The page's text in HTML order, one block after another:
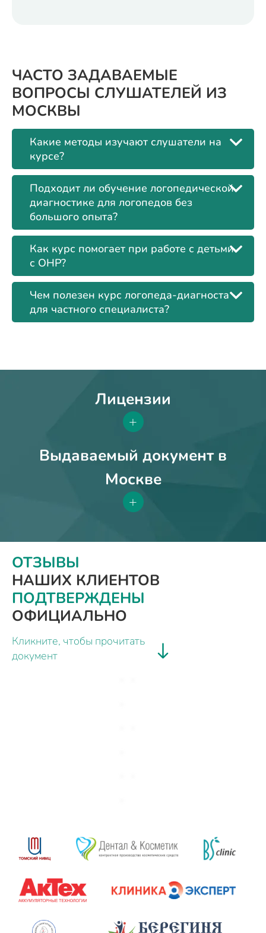
ЧАСТО ЗАДАВАЕМЫЕ
ВОПРОСЫ СЛУШАТЕЛЕЙ ИЗ
МОСКВЫ
Какие методы изучают слушатели на
курсе?
Подходит ли обучение логопедической
диагностике для логопедов без
большого опыта?
Как курс помогает при работе с детьми
с ОНР?
Чем полезен курс логопеда-диагноста
для частного специалиста?
Лицензии
+
Выдаваемый документ в
Москве
+
ОТЗЫВЫ
НАШИХ КЛИЕНТОВ
ПОДТВЕРЖДЕНЫ
ОФИЦИАЛЬНО
Кликните, чтобы прочитать
документ